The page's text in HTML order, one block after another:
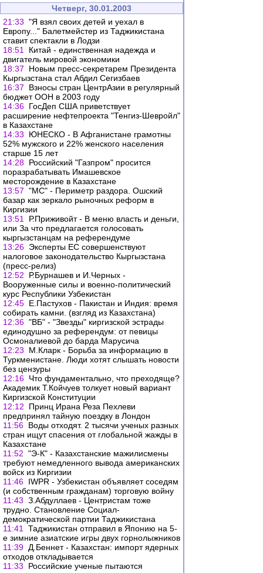
Четверг, 30.01.2003
21:33 "Я взял своих детей и уехал в
Европу..." Балетмейстер из Таджикистана
ставит спектакли в Лодзи
18:51
Китай - единственная надежда и
двигатель мировой экономики
18:37
Новым пресс-секретарем Президента
Кыргызстана стал Абдил Сегизбаев
16:37
Взносы стран ЦентрАзии в регулярный
бюджет ООН в 2003 году
14:36 ГосДеп США приветствует
расширение нефтепроекта "Тенгиз-Шевройл"
в Казахстане
14:33
ЮНЕСКО - В Афганистане грамотны
52% мужского и 22% женского населения
старше 15 лет
14:28 Российский "Газпром" просится
поразрабатывать Имашевское
месторождение в Казахстане
13:57 "МС" - Периметр раздора. Ошский
базар как зеркало рыночных реформ в
Киргизии
13:51
Р.Приживойт - В меню власть и деньги,
или За что предлагается голосовать
кыргызстанцам на референдуме
13:26 Эксперты ЕС совершенствуют
налоговое законодательство Кыргызстана
(пресс-релиз)
12:52
Р.Бурнашев и И.Черных -
Вооруженные силы и военно-политический
курс Республики Узбекистан
12:45 Е.Пастухов - Пакистан и Индия: время
собирать камни. (взгляд из Казахстана)
12:36 "ВБ" - "Звезды" киргизской эстрады
единодушно за референдум: от певицы
Осмоналиевой до барда Марусича
12:23
М.Кларк - Борьба за информацию в
Туркменистане. Люди хотят слышать новости
без цензуры
12:16 Что фундаментально, что преходяще?
Академик Т.Койчуев толкует новый вариант
Киргизской Конституции
12:12
Принц Ирана Реза Пехлеви
предпринял тайную поездку в Лондон
11:56 Воды отходят. 2 тысячи ученых разных
стран ищут спасения от глобальной жажды в
Казахстане
11:52 "Э-К" - Казахстанские мажилисмены
требуют немедленного вывода американских
войск из Киргизии
11:46 IWPR - Узбекистан объявляет соседям
(и собственным гражданам) торговую войну
11:43 З.Абдуллаев - Центристам тоже
трудно. Становление Социал-
демократической партии Таджикистана
11:41
Таджикистан отправил в Японию на 5-
е зимние азиатские игры двух горнолыжников
11:39 Д.Беннет - Казахстан: импорт ядерных
отходов откладывается
11:33
Российские ученые пытаются